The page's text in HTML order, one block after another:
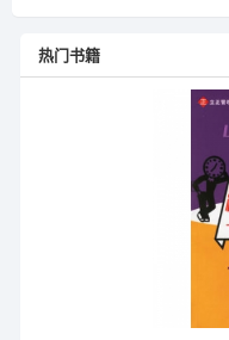
热门书籍